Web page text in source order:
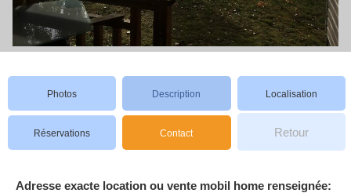
Photos Description Localisation
Réservations Contact Retour
Adresse exacte location ou vente mobil home renseignée: